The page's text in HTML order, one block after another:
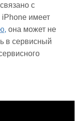
с
имеет
она может не
в сервисный